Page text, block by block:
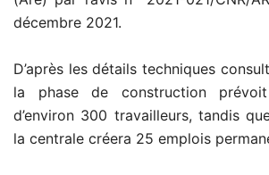
décembre 2021.
D’après les détails techniques
la phase de construction
d’environ 300 travailleurs, tandis
la centrale créera 25 emplois